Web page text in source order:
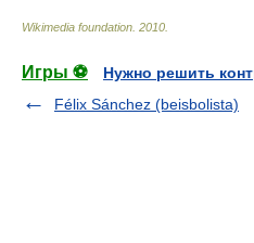
Wikimedia foundation 2010
Игры ⚽
Нужно решить
Félix Sánchez (beisbolista)